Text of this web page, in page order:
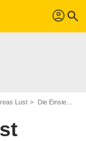
profil search
Lust Die Einsiedler : Photo Andreas Lust, Orsolya Tóth